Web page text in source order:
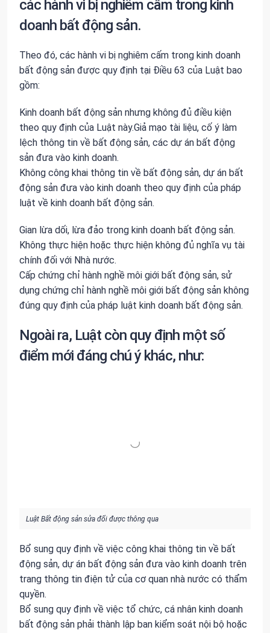
các hành vi bị nghiêm cấm trong kinh
doanh bất động sản.
Theo đó, các hành vi bị nghiêm cấm trong kinh doanh
bất động sản được quy định tại Điều 63 của Luật bao
gồm:
Kinh doanh bất động sản nhưng không đủ điều kiện
theo quy định của Luật này.Giả mạo tài liệu, cố ý làm
lệch thông tin về bất động sản, các dự án bất động
sản đưa vào kinh doanh.
Không công khai thông tin về bất động sản, dự án bất
động sản đưa vào kinh doanh theo quy định của pháp
luật về kinh doanh bất động sản.
Gian lừa dối, lừa đảo trong kinh doanh bất động sản.
Không thực hiện hoặc thực hiện không đủ nghĩa vụ tài
chính đối với Nhà nước.
Cấp chứng chỉ hành nghề môi giới bất động sản, sử
dụng chứng chỉ hành nghề môi giới bất động sản không
đúng quy định của pháp luật kinh doanh bất động sản.
Ngoài ra, Luật còn quy định một số
điểm mới đáng chú ý khác, như:
Luật Bất động sản sửa đổi được thông qua
Bổ sung quy định về việc công khai thông tin về bất
động sản, dự án bất động sản đưa vào kinh doanh trên
trang thông tin điện tử của cơ quan nhà nước có thẩm
quyền.
Bổ sung quy định về việc tổ chức, cá nhân kinh doanh
bất động sản phải thành lập ban kiểm soát nội bộ hoặc